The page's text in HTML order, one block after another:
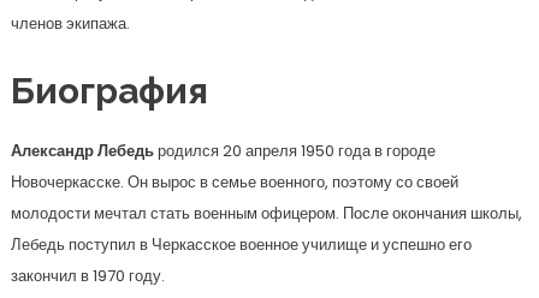
членов экипажа.
Биография
Александр Лебедьродился 20 апреля 1950 года в городе
Новочеркасске. Он вырос в семье военного, поэтому со своей
молодости мечтал стать военным офицером. После окончания школы,
Лебедь поступил в Черкасское военное училище и успешно его
закончил в 1970 году.